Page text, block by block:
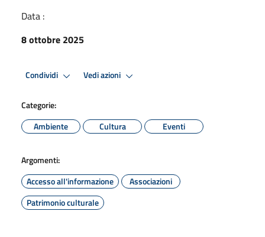
Data :
8 ottobre 2025
Condividi Vedi azioni
Categorie:
Ambiente
Cultura Eventi
Argomenti:
Accesso all'informazione
Associazioni
Patrimonio culturale